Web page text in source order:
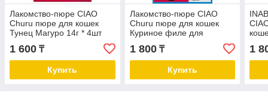
Лакомство-пюре CIAO
Churu пюре для кошек
Тунец Магуро 14г * 4шт
1 600 ₸
Купить
Лакомство-пюре CIAO
Churu пюре для кошек
Куриное филе для
поддержания здоровья
мочеполовой системы 14г
* 4шт
1 800₸
Купить
1